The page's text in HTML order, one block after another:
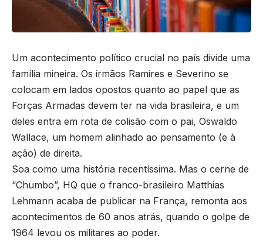
Um acontecimento político crucial no país divide uma
família mineira. Os irmãos Ramires e Severino se
colocam em lados opostos quanto ao papel que as
Forças Armadas devem ter na vida brasileira, e um
deles entra em rota de colisão com o pai, Oswaldo
Wallace, um homem alinhado ao pensamento (e à
ação) de direita.
Soa como uma história recentíssima. Mas o cerne de
“Chumbo”, HQ que o franco-brasileiro Matthias
Lehmann acaba de publicar na França, remonta aos
acontecimentos de 60 anos atrás, quando o golpe de
1964 levou os militares ao poder.